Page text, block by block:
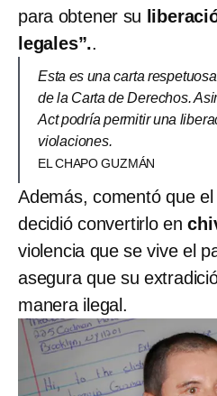
para obtener su
legales”..
Esta es una carta
de la Carta de Derechos.
Act podría permitir una
violaciones.
EL CHAPO GUZMÁN
Además, comentó que
decidió convertirlo en
violencia que se vive el
asegura que su
manera ilegal.